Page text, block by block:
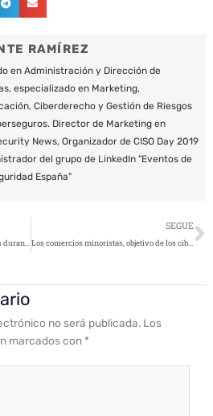
RAMÍREZ
en Administración y Dirección de
especializado en Marketing,
Ciberderecho y Gestión de Riesgos
Director de Marketing en
News, Organizador de CISO Day 2019
del grupo de LinkedIn "Eventos de
España"
¿Cómo vencer a los ciberdelincuentes durante el Mundial de Fútbol de Rusia 2018?
SEGUE
Los comercios minoristas, objetivo de los ciberataques avanzados
no será publicada. Los
marcados con *